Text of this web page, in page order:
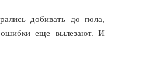
добивать до пола,
ошибки еще вылезают. И